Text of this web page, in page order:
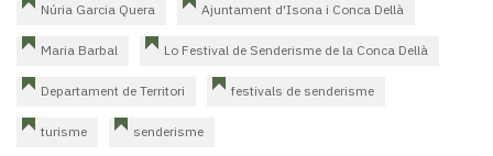
Núria Garcia Quera Ajuntament d'Isona i Conca Dellà
Maria Barbal Lo Festival de Senderisme de la Conca Dellà
Departament de Territori festivals de senderisme
turisme senderisme